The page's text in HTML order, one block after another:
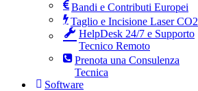
Bandi e Contributi Europei
Taglio e Incisione Laser CO2
HelpDesk 24/7 e Supporto
Tecnico Remoto
Prenota una Consulenza
Tecnica
Software